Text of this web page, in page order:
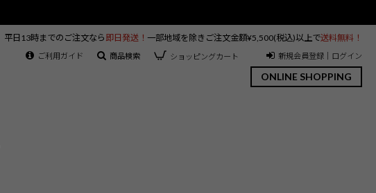
ONLINE SHOPPING
平日13時までのご注文なら 即日発送！ 一部地域を除きご注文金額¥5,500(税込)以上で送料無料！
ご利用ガイド 商品検索 ショッピングカート 新規会員登録｜ログイン